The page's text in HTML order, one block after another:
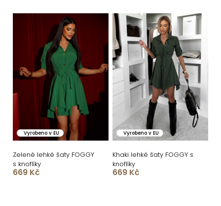
ů
Vyrobeno v EU
Zelené lehké šaty FOGGY
s knoflíky
669 Kč
Vyrobeno v EU
Khaki lehké šaty FOGGY s
knoflíky
669 Kč